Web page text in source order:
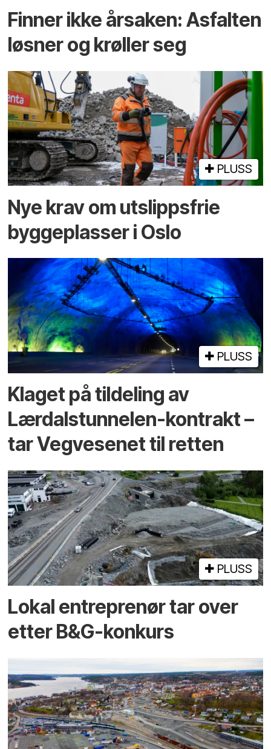
Finner ikke årsaken: Asfalten
løsner og krøller seg
PLUSS
Nye krav om utslippsfrie
byggeplasser i Oslo
PLUSS
Klaget på tildeling av
Lærdalstunnelen-kontrakt –
tar Vegvesenet til retten
PLUSS
Lokal entreprenør tar over
etter B&G-konkurs